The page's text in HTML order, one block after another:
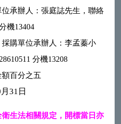
承辦人：張庭誌先生，聯絡
機13404
購單位承辦人：李孟蓁小
分機13208
百分之五
31日
生法相關規定，開標當日亦